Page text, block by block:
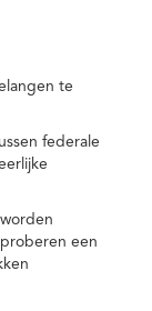
te
federale
een